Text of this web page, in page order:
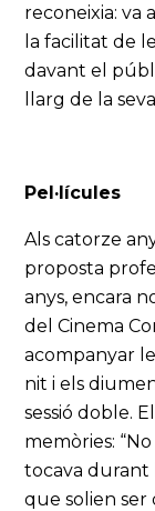
reconeixia: va
la facilitat de
davant el
llarg de la
Pel·lícules
Als catorze
proposta
anys, encara
del Cinema
acompanyar
nit i els
sessió doble.
memòries:
tocava durant
que solien ser